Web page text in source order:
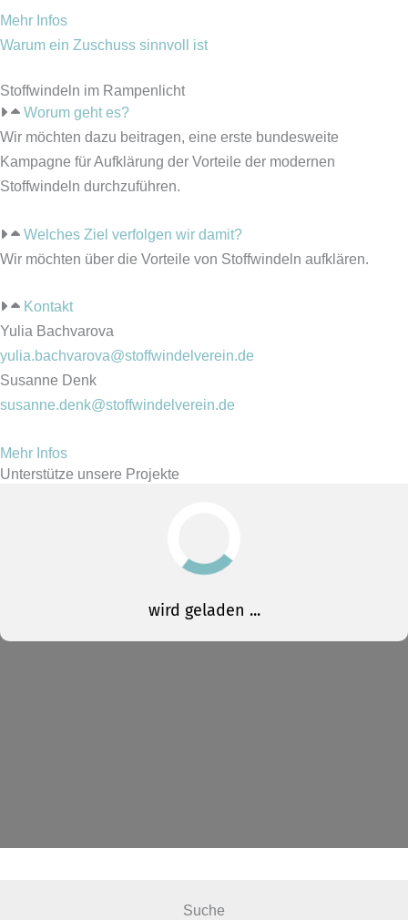
Mehr Infos
Warum ein Zuschuss sinnvoll ist
Stoffwindeln im Rampenlicht
Worum geht es?
Wir möchten dazu beitragen, eine erste bundesweite
Kampagne für Aufklärung der Vorteile der modernen
Stoffwindeln durchzuführen.
Welches Ziel verfolgen wir damit?
Wir möchten über die Vorteile von Stoffwindeln aufklären.
Kontakt
Yulia Bachvarova
yulia.bachvarova@stoffwindelverein.de
Susanne Denk
susanne.denk@stoffwindelverein.de
Mehr Infos
Unterstütze unsere Projekte
Suche